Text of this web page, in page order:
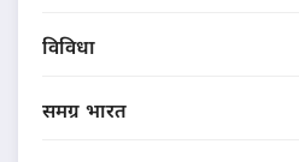
विविधा
समग्र भारत